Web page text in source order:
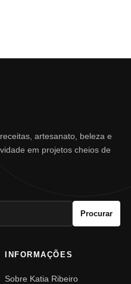
artesanato, beleza e
em projetos cheios de
Procurar
INFORMAÇÕES
Sobre Katia Ribeiro